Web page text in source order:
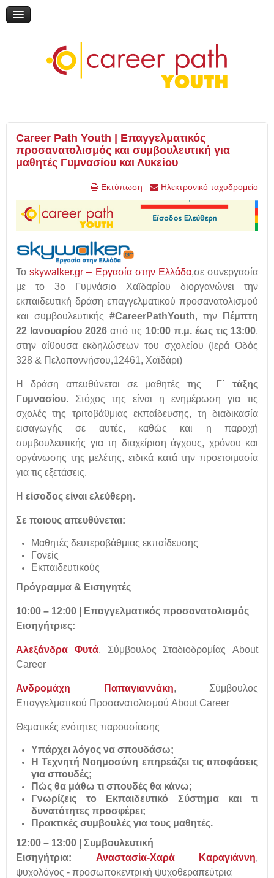
Online Ημερίδα: "Επικαιροποιώντας την τηλεμάθηση"
My Gap Feel & Fill Festival
Career Path Youth | Επαγγελματικός
προσανατολισμός και συμβουλευτική για
μαθητές Γυμνασίου και Λυκείου
Εκτύπωση Ηλεκτρονικό ταχυδρομείο
Τοskywalker.gr – Εργασία στην Ελλάδα,σε συνεργασία
με το 3ο Γυμνάσιο Χαϊδαρίου διοργανώνει την
εκπαιδευτική δράση επαγγελματικού προσανατολισμού
και συμβουλευτικής #CareerPathYouth, την
Πέμπτη
22 Ιανουαρίου 2026από τις 10:00 π.μ. έως τις 13:00,
στην αίθουσα εκδηλώσεων του σχολείου (Ιερά Οδός
328 & Πελοποννήσου,12461, Χαϊδάρι)
Η δράση απευθύνεται σε μαθητές της
Γ΄ τάξης
Γυμνασίου. Στόχος της είναι η ενημέρωση για τις
σχολές της τριτοβάθμιας εκπαίδευσης, τη διαδικασία
εισαγωγής σε αυτές, καθώς και η παροχή
συμβουλευτικής για τη διαχείριση άγχους, χρόνου και
οργάνωσης της μελέτης, ειδικά κατά την προετοιμασία
για τις εξετάσεις.
Η είσοδος είναι ελεύθερη.
Σε ποιους απευθύνεται:
Μαθητές δευτεροβάθμιας εκπαίδευσης
Γονείς
Εκπαιδευτικούς
Πρόγραμμα & Εισηγητές
10:00 – 12:00 | Επαγγελματικός προσανατολισμός
Εισηγήτριες:
Αλεξάνδρα Φυτά, Σύμβουλος Σταδιοδρομίας About
Career
Ανδρομάχη Παπαγιαννάκη, Σύμβουλος
Επαγγελματικού Προσανατολισμού About Career
Θεματικές ενότητες παρουσίασης
Υπάρχει λόγος να σπουδάσω;
Η Τεχνητή Νοημοσύνη επηρεάζει τις αποφάσεις
για σπουδές;
Πώς θα μάθω τι σπουδές θα κάνω;
Γνωρίζεις το Εκπαιδευτικό Σύστημα και τι
δυνατότητες προσφέρει;
Πρακτικές συμβουλές για τους μαθητές.
12:00 – 13:00 | Συμβουλευτική
Εισηγήτρια:
Αναστασία-Χαρά Καραγιάννη,
ψυχολόγος - προσωποκεντρική ψυχοθεραπεύτρια